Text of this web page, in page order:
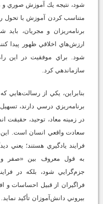
شود، نتيجه يك آموزش صوري
متناسب كردن آموزش با
برنامه‌ريزان و مجريان،
ارزش‌هاي اخلاقي ظهور پيدا
شود. براي موفقيت در اين
سازماندهي كرد.
بنابراين، يكي از رسالت‌هايي
برنامه‌ريزي درسي دارند،
در زمينه معاد، توحيد،
سعادت واقعي انسان است.
فرايند يادگيري هستند؛ يعني
به قول معروف بين «صفر
جزم‌گرايي شود، بلكه در
فراگيران از قبيل احساسات و
بيروني دانش‌آموزان تأكيد نمايد.